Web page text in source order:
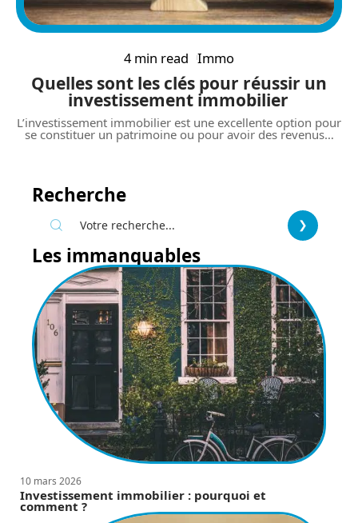
4 min read Immo
Quelles sont les clés pour réussir un
investissement immobilier
L’investissement immobilier est une excellente option pour
se constituer un patrimoine ou pour avoir des revenus…
Recherche
Les immanquables
10 mars 2026
Investissement immobilier : pourquoi et
comment ?